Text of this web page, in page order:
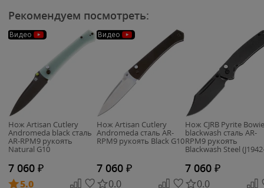
Рекомендуем посмотреть:
Видео
Нож Artisan Cutlery
Andromeda black сталь
AR-RPM9 рукоять
Natural G10
7 060 ₽
5.0
Видео
Нож Artisan Cutlery
Andromeda сталь AR-
RPM9 рукоять Black G10
7 060 ₽
0.0
Нож CJRB Pyrite Bowie
blackwash сталь AR-
RPM9 рукоять
Blackwash Steel
7 060 ₽
0.0